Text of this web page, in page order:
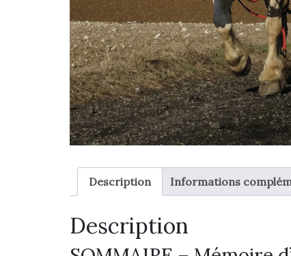
Description Informations
Description